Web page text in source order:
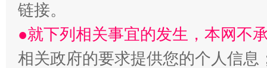
链接。
●就下列相关事宜的发生，本网不
相关政府的要求提供您的个人信息